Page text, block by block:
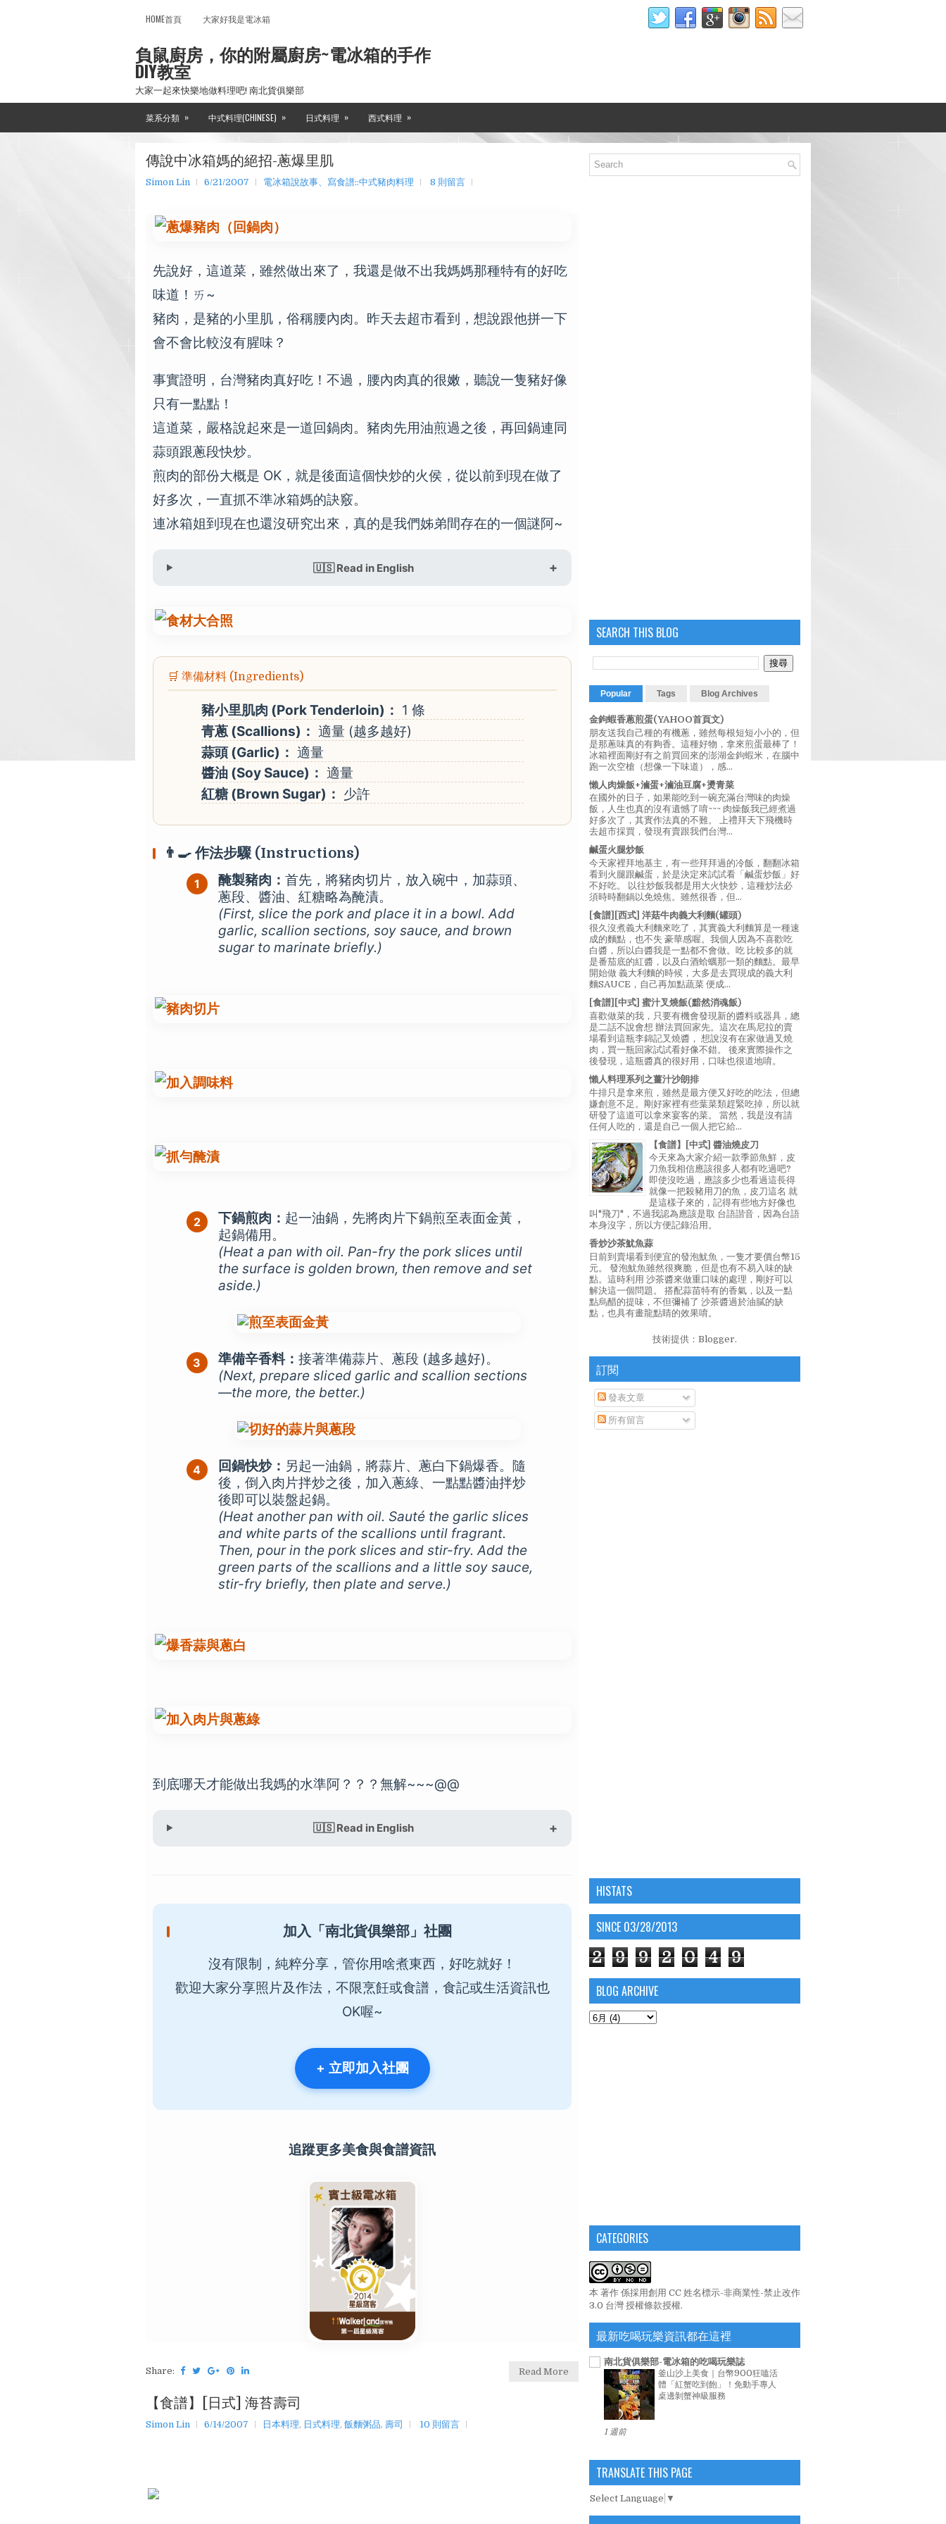
HOME首頁 大家好我是電冰箱
負鼠廚房，你的附屬廚房~電冰箱的手作
DIY教室
大家一起來快樂地做料理吧! 南北貨俱樂部
菜系分類 » 中式料理(CHINESE) » 日式料理 » 西式料理 »
傳說中冰箱媽的絕招-蔥爆里肌
Simon Lin 6/21/2007 電冰箱說故事、寫食譜::中式豬肉料理 8 則留言
先說好，這道菜，雖然做出來了，我還是做不出我媽媽那種特有的好吃
味道！ㄞ~
豬肉，是豬的小里肌，俗稱腰內肉。昨天去超市看到，想說跟他拼一下
會不會比較沒有腥味？
事實證明，台灣豬肉真好吃！不過，腰內肉真的很嫩，聽說一隻豬好像
只有一點點！
這道菜，嚴格說起來是一道回鍋肉。豬肉先用油煎過之後，再回鍋連同
蒜頭跟蔥段快炒。
煎肉的部份大概是 OK，就是後面這個快炒的火侯，從以前到現在做了
好多次，一直抓不準冰箱媽的訣竅。
連冰箱姐到現在也還沒研究出來，真的是我們姊弟間存在的一個謎阿~
🇺🇸 Read in English
🛒 準備材料 (Ingredients)
豬小里肌肉 (Pork Tenderloin)： 1 條
青蔥 (Scallions)： 適量 (越多越好)
蒜頭 (Garlic)： 適量
醬油 (Soy Sauce)： 適量
紅糖 (Brown Sugar)： 少許
👨‍🍳 作法步驟 (Instructions)
醃製豬肉： 首先，將豬肉切片，放入碗中，加蒜頭、
蔥段、醬油、紅糖略為醃漬。
(First, slice the pork and place it in a bowl. Add
garlic, scallion sections, soy sauce, and brown
sugar to marinate briefly.)
下鍋煎肉： 起一油鍋，先將肉片下鍋煎至表面金黃，
起鍋備用。
(Heat a pan with oil. Pan-fry the pork slices until
the surface is golden brown, then remove and set
aside.)
準備辛香料： 接著準備蒜片、蔥段 (越多越好)。
(Next, prepare sliced garlic and scallion sections
—the more, the better.)
回鍋快炒： 另起一油鍋，將蒜片、蔥白下鍋爆香。隨
後，倒入肉片拌炒之後，加入蔥綠、一點點醬油拌炒
後即可以裝盤起鍋。
(Heat another pan with oil. Sauté the garlic slices
and white parts of the scallions until fragrant.
Then, pour in the pork slices and stir-fry. Add the
green parts of the scallions and a little soy sauce,
stir-fry briefly, then plate and serve.)
到底哪天才能做出我媽的水準阿？？？無解~~~@@
🇺🇸 Read in English
加入「南北貨俱樂部」社團
沒有限制，純粹分享，管你用啥煮東西，好吃就好！
歡迎大家分享照片及作法，不限烹飪或食譜，食記或生活資訊也
OK喔~
+ 立即加入社團
追蹤更多美食與食譜資訊
Share: Read More
【食譜】[日式] 海苔壽司
Simon Lin 6/14/2007 日本料理, 日式料理, 飯麵粥品, 壽司 10 則留言
SEARCH THIS BLOG
Popular Tags Blog Archives
金鉤蝦香蔥煎蛋(YAHOO首頁文)
朋友送我自己種的有機蔥，雖然每根短短小小的，但
是那蔥味真的有夠香。這種好物，拿來煎蛋最棒了！
冰箱裡面剛好有之前買回來的澎湖金鉤蝦米，在腦中
跑一次空槍（想像一下味道），感...
懶人肉燥飯+滷蛋+滷油豆腐+燙青菜
在國外的日子，如果能吃到一碗充滿台灣味的肉燥
飯，人生也真的沒有遺憾了唷~~~ 肉燥飯我已經煮過
好多次了，其實作法真的不難。 上禮拜天下飛機時
去超市採買，發現有賣跟我們台灣...
鹹蛋火腿炒飯
今天家裡拜地基主，有一些拜拜過的冷飯，翻翻冰箱
看到火腿跟鹹蛋，於是決定來試試看「鹹蛋炒飯」好
不好吃。 以往炒飯我都是用大火快炒，這種炒法必
須時時翻鍋以免燒焦。雖然很香，但...
[食譜][西式] 洋菇牛肉義大利麵(罐頭)
很久沒煮義大利麵來吃了，其實義大利麵算是一種速
成的麵點，也不失 豪華感喔。我個人因為不喜歡吃
白醬，所以白醬我是一點都不會做。吃 比較多的就
是番茄底的紅醬，以及白酒蛤蠣那一類的麵點。最早
開始做 義大利麵的時候，大多是去買現成的義大利
麵SAUCE，自己再加點蔬菜 便成...
[食譜][中式] 蜜汁叉燒飯(黯然消魂飯)
喜歡做菜的我，只要有機會發現新的醬料或器具，總
是二話不說會想 辦法買回家先。這次在馬尼拉的賣
場看到這瓶李錦記叉燒醬， 想說沒有在家做過叉燒
肉，買一瓶回家試試看好像不錯。 後來實際操作之
後發現，這瓶醬真的很好用，口味也很道地唷。
懶人料理系列之薑汁沙朗排
牛排只是拿來煎，雖然是最方便又好吃的吃法，但總
嫌創意不足。剛好家裡有些葉菜類趕緊吃掉，所以就
研發了這道可以拿來宴客的菜。 當然，我是沒有請
任何人吃的，還是自己一個人把它給...
【食譜】[中式] 醬油燒皮刀
今天來為大家介紹一款季節魚鮮，皮
刀魚我相信應該很多人都有吃過吧?
即使沒吃過，應該多少也看過這長得
就像一把殺豬用刀的魚，皮刀這名 就
是這樣子來的，記得有些地方好像也
叫"飛刀"，不過我認為應該是取 台語諧音，因為台語
本身沒字，所以方便記錄沿用。
香炒沙茶魷魚蒜
日前到賣場看到便宜的發泡魷魚，一隻才要價台幣15
元。 發泡魷魚雖然很爽脆，但是也有不易入味的缺
點。這時利用 沙茶醬來做重口味的處理，剛好可以
解決這一個問題。 搭配蒜苗特有的香氣，以及一點
點烏醋的提味，不但彌補了 沙茶醬過於油膩的缺
點，也具有畫龍點睛的效果唷。
技術提供： Blogger.
訂閱
發表文章
所有留言
HISTATS
SINCE 03/28/2013
2 9 9 2 0 4 9
BLOG ARCHIVE
CATEGORIES
本 著作 係採用創用 CC 姓名標示-非商業性-禁止改作
3.0 台灣 授權條款授權.
最新吃喝玩樂資訊都在這裡
南北貨俱樂部-電冰箱的吃喝玩樂誌
釜山沙上美食｜台幣900狂嗑活
體「紅蟹吃到飽」！免動手專人
桌邊剝蟹神級服務
1 週前
TRANSLATE THIS PAGE
Select Language ▼